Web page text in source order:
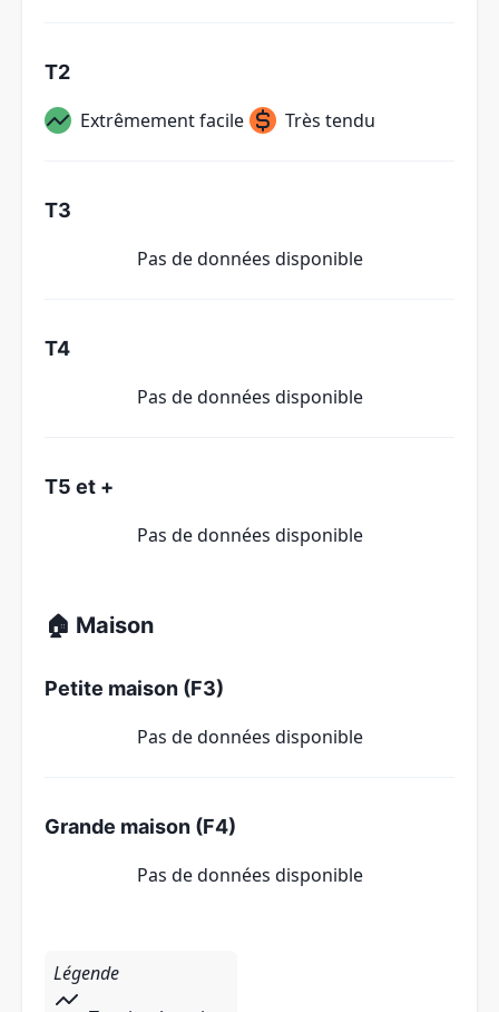
T2
Extrêmement facile Très tendu
T3
Pas de données disponible
T4
Pas de données disponible
T5 et +
Pas de données disponible
🏠 Maison
Petite maison (F3)
Pas de données disponible
Grande maison (F4)
Pas de données disponible
Légende